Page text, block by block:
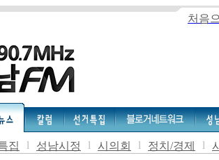
처음
집 l 성남시정 l 시의회 l 정치/경제 l